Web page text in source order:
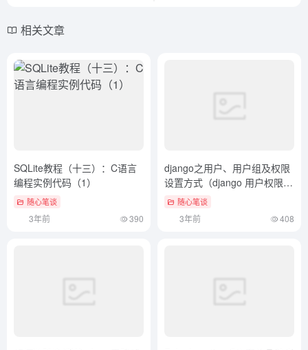
相关文章
SQLite教程（十三）：C语言
编程实例代码（1）
随心笔谈
3年前 390
django之用户、用户组及权限
设置方式（django 用户权限）
干货分享
随心笔谈
3年前 408